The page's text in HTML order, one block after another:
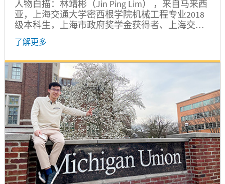
人物白描：林靖彬（Jin Ping Lim） ，来自马来西
亚，上海交通大学密西根学院机械工程专业2018
级本科生，上海市政府奖学金获得者、上海交通
大学2022届优秀本科毕业生（留学生）。...
了解更多